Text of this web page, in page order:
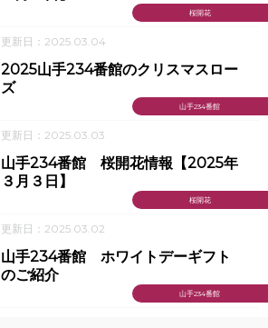
桜開花
更新日：2025.03.04
山手234番館
2025山手234番館のクリスマスロー
ズ
更新日：2025.03.03
桜開花
山手234番館 桜開花情報【2025年
３月３日】
更新日：2025.03.02
山手234番館
山手234番館 ホワイトデーギフト
のご紹介